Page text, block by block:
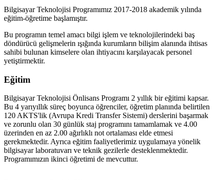
Bilgisayar Teknolojisi Programımız 2017-2018 akademik yılında
eğitim-öğretime başlamıştır.
Bu programın temel amacı bilgi işlem ve teknolojilerindeki baş
döndürücü gelişmelerin ışığında kurumların bilişim alanında ihtisas
sahibi bulunan kimselere olan ihtiyacını karşılayacak personel
yetiştirmektir.
Eğitim
Bilgisayar Teknolojisi Önlisans Programı 2 yıllık bir eğitimi kapsar.
Bu 4 yarıyıllık süreç boyunca öğrenciler, öğretim planında belirtilen
120 AKTS'lik (Avrupa Kredi Transfer Sistemi) derslerini başarmak
ve zorunlu olan 30 günlük staj programını tamamlamak ve 4.00
üzerinden en az 2.00 ağırlıklı not ortalaması elde etmesi
gerekmektedir. Ayrıca eğitim faaliyetlerimiz uygulamaya yönelik
bilgisayar laboratuvarı ve teknik gezilerle desteklenmektedir.
Programımızın ikinci öğretimi de mevcuttur.